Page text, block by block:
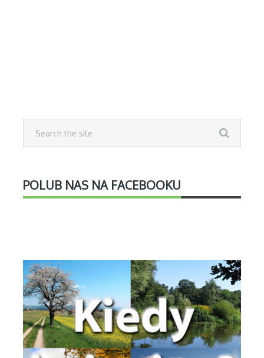
POLUB NAS NA FACEBOOKU